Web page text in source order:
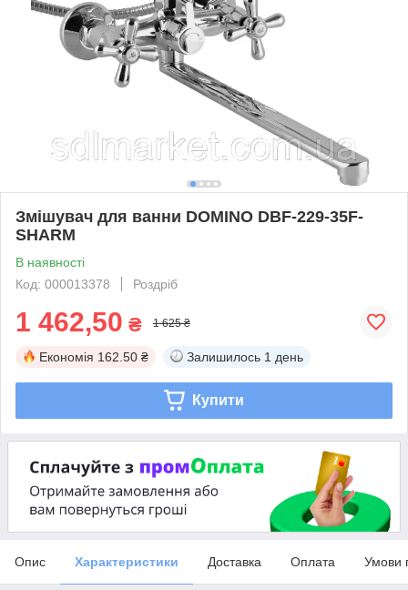
Змішувач для ванни DOMINO DBF-229-35F-
SHARM
В наявності
Код: 000013378
Роздріб
1 462,50 ₴ 1 625 ₴
Економія 162.50 ₴ Залишилось 1 день
Купити
Опис Характеристики Доставка Оплата Умови